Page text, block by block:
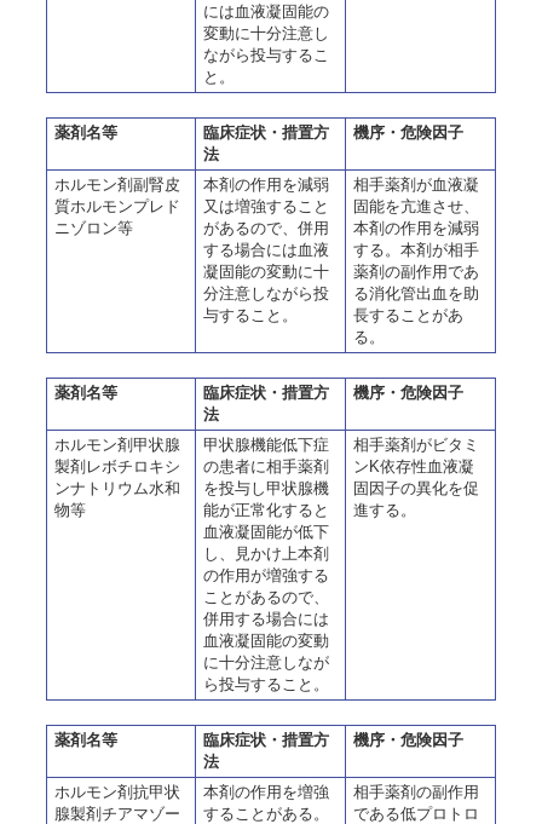
には血液凝固能の
変動に十分注意し
ながら投与するこ
と。
薬剤名等
臨床症状・措置方
法
機序・危険因子
ホルモン剤副腎皮
質ホルモンプレド
ニゾロン等
本剤の作用を減弱
又は増強すること
があるので、併用
する場合には血液
凝固能の変動に十
分注意しながら投
与すること。
相手薬剤が血液凝
固能を亢進させ、
本剤の作用を減弱
する。本剤が相手
薬剤の副作用であ
る消化管出血を助
長することがあ
る。
薬剤名等
臨床症状・措置方
法
機序・危険因子
ホルモン剤甲状腺
製剤レボチロキシ
ンナトリウム水和
物等
甲状腺機能低下症
の患者に相手薬剤
を投与し甲状腺機
能が正常化すると
血液凝固能が低下
し、見かけ上本剤
の作用が増強する
ことがあるので、
併用する場合には
血液凝固能の変動
に十分注意しなが
ら投与すること。
相手薬剤がビタミ
ンK依存性血液凝
固因子の異化を促
進する。
薬剤名等
臨床症状・措置方
法
機序・危険因子
ホルモン剤抗甲状
腺製剤チアマゾー
本剤の作用を増強
することがある。
相手薬剤の副作用
である低プロトロ